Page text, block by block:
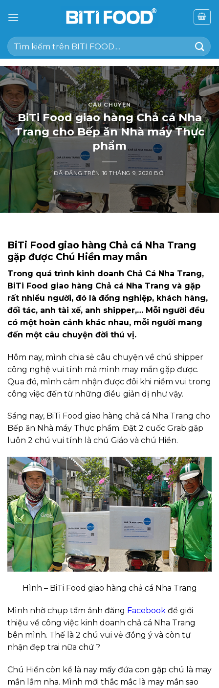
đến
dung
Tìm
kiếm:
CÂU CHUYỆN
BiTi Food giao hàng Chả cá Nha
Trang cho Bếp ăn Nhà máy Thực
phẩm
ĐÃ ĐĂNG TRÊN 16 THÁNG 9, 2020 BỞI
BiTi Food giao hàng Chả cá Nha Trang
gặp được Chú Hiền may mắn
Trong quá trình kinh doanh Chả Cá Nha Trang,
BiTi Food giao hàng Chả cá Nha Trang và gặp
rất nhiều người, đó là đồng nghiệp, khách hàng,
đối tác, anh tài xế, anh shipper,… Mỗi người đều
có một hoàn cảnh khác nhau, mỗi người mang
đến một câu chuyện đời thú vị.
Hôm nay, mình chia sẻ câu chuyện về chú shipper
công nghệ vui tính mà mình may mắn gặp được.
Qua đó, mình cảm nhận được đôi khi niềm vui trong
công việc đến từ những điều giản dị như vậy.
Sáng nay, BiTi Food giao hàng chả cá Nha Trang cho
Bếp ăn Nhà máy Thực phẩm. Đặt 2 cuốc Grab gặp
luôn 2 chú vui tính là chú Giáo và chú Hiền.
Hình – BiTi Food giao hàng chả cá Nha Trang
Mình nhờ chụp tấm ảnh đăng Facebook để giới
thiệu về công việc kinh doanh chả cá Nha Trang
bên mình. Thế là 2 chú vui vẻ đồng ý và còn tự
nhận đẹp trai nữa chứ ?
Chú Hiền còn kể là nay mấy đứa con gặp chú là may
mắn lắm nha. Mình mới thắc mắc là may mắn sao